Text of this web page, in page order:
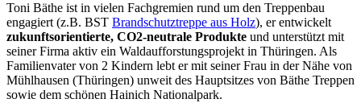
Toni Bäthe ist in vielen Fachgremien rund um den Treppenbau
engagiert (z.B. BST Brandschutztreppe aus Holz), er entwickelt
zukunftsorientierte, CO2-neutrale Produkte und unterstützt mit
seiner Firma aktiv ein Waldaufforstungsprojekt in Thüringen. Als
Familienvater von 2 Kindern lebt er mit seiner Frau in der Nähe von
Mühlhausen (Thüringen) unweit des Hauptsitzes von Bäthe Treppen
sowie dem schönen Hainich Nationalpark.